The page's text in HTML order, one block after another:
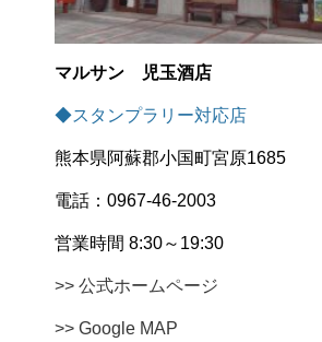
マルサン 児玉酒店
◆スタンプラリー対応店
熊本県阿蘇郡小国町宮原1685
電話：0967-46-2003
営業時間 8:30～19:30
>> 公式ホームページ
>> Google MAP